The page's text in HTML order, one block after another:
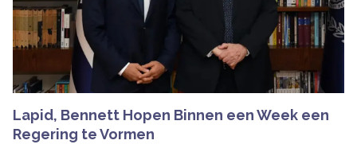
Lapid, Bennett Hopen Binnen een Week een
Regering te Vormen